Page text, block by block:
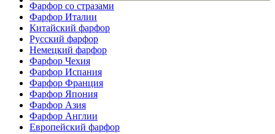
Фарфор со стразами
Фарфор Италии
Китайский фарфор
Русский фарфор
Немецкий фарфор
Фарфор Чехия
Фарфор Испания
Фарфор Франция
Фарфор Япония
Фарфор Азия
Фарфор Англии
Европейский фарфор